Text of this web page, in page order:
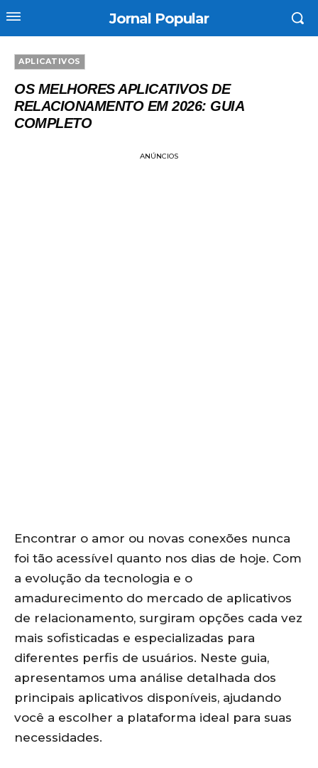
Jornal Popular
APLICATIVOS
OS MELHORES APLICATIVOS DE
RELACIONAMENTO EM 2026: GUIA
COMPLETO
ANÚNCIOS
Encontrar o amor ou novas conexões nunca
foi tão acessível quanto nos dias de hoje. Com
a evolução da tecnologia e o
amadurecimento do mercado de aplicativos
de relacionamento, surgiram opções cada vez
mais sofisticadas e especializadas para
diferentes perfis de usuários. Neste guia,
apresentamos uma análise detalhada dos
principais aplicativos disponíveis, ajudando
você a escolher a plataforma ideal para suas
necessidades.